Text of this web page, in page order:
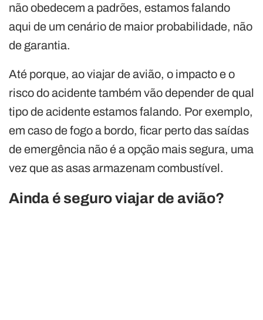
não obedecem a padrões, estamos falando
aqui de um cenário de maior probabilidade, não
de garantia.
Até porque, ao viajar de avião, o impacto e o
risco do acidente também vão depender de qual
tipo de acidente estamos falando. Por exemplo,
em caso de fogo a bordo, ficar perto das saídas
de emergência não é a opção mais segura, uma
vez que as asas armazenam combustível.
Ainda é seguro viajar de avião?